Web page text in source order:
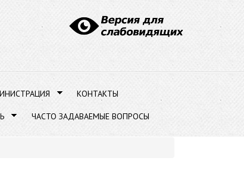
КОНТАКТЫ
ЧАСТО ЗАДАВАЕМЫЕ ВОПРОСЫ